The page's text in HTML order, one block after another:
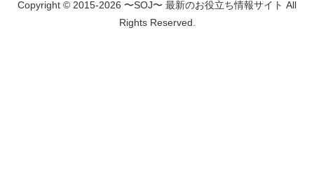
Copyright © 2015-2026 〜SOJ〜 最新のお役立ち情報サイト All
Rights Reserved.